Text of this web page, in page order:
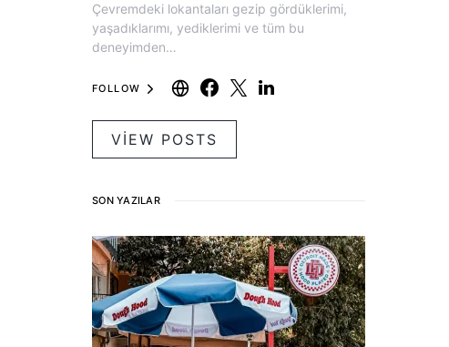
Çevremdeki lokantaları gezip gördüklerimi,
yaşadıklarımı, yediklerimi ve tüm bu
deneyimden…
FOLLOW
VIEW POSTS
SON YAZILAR